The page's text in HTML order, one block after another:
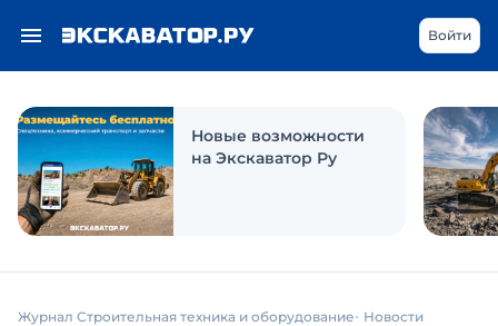
Войти
Новые возможности
на Экскаватор Ру
Журнал Строительная техника и оборудование Новости